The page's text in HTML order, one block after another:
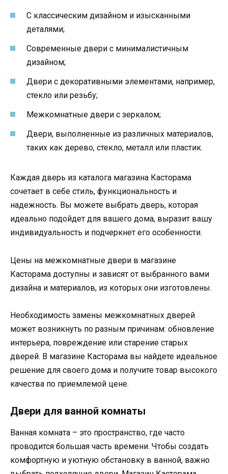
С классическим дизайном и изысканными
деталями;
Современные двери с минималистичным
дизайном;
Двери с декоративными элементами, например,
стекло или резьбу;
Межкомнатные двери с зеркалом;
Двери, выполненные из различных материалов,
таких как дерево, стекло, металл или пластик.
Каждая дверь из каталога магазина Касторама
сочетает в себе стиль, функциональность и
надежность. Вы можете выбрать дверь, которая
идеально подойдет для вашего дома, выразит вашу
индивидуальность и подчеркнет его особенности.
Цены на межкомнатные двери в магазине
Касторама доступны и зависят от выбранного вами
дизайна и материалов, из которых они изготовлены.
Необходимость замены межкомнатных дверей
может возникнуть по разным причинам: обновление
интерьера, повреждение или старение старых
дверей. В магазине Касторама вы найдете идеальное
решение для своего дома и получите товар высокого
качества по приемлемой цене.
Двери для ванной комнаты
Ванная комната – это пространство, где часто
проводится большая часть времени. Чтобы создать
комфортную и уютную обстановку в ванной, важно